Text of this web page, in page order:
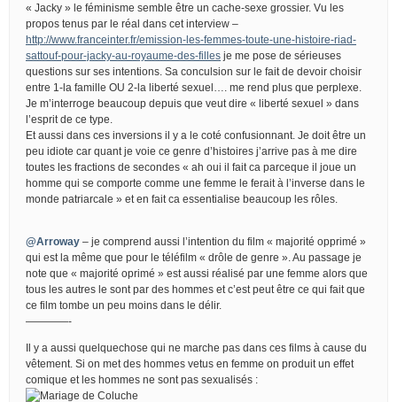
« Jacky » le féminisme semble être un cache-sexe grossier. Vu les
propos tenus par le réal dans cet interview –
http://www.franceinter.fr/emission-les-femmes-toute-une-histoire-riad-
sattouf-pour-jacky-au-royaume-des-filles je me pose de sérieuses
questions sur ses intentions. Sa conculsion sur le fait de devoir choisir
entre 1-la famille OU 2-la liberté sexuel…. me rend plus que perplexe.
Je m’interroge beaucoup depuis que veut dire « liberté sexuel » dans
l’esprit de ce type.
Et aussi dans ces inversions il y a le coté confusionnant. Je doit être un
peu idiote car quant je voie ce genre d’histoires j’arrive pas à me dire
toutes les fractions de secondes « ah oui il fait ca parceque il joue un
homme qui se comporte comme une femme le ferait à l’inverse dans le
monde patriarcale » et en fait ca essentialise beaucoup les rôles.
@Arroway – je comprend aussi l’intention du film « majorité opprimé »
qui est la même que pour le téléfilm « drôle de genre ». Au passage je
note que « majorité oprimé » est aussi réalisé par une femme alors que
tous les autres le sont par des hommes et c’est peut être ce qui fait que
ce film tombe un peu moins dans le délir.
————-
Il y a aussi quelquechose qui ne marche pas dans ces films à cause du
vêtement. Si on met des hommes vetus en femme on produit un effet
comique et les hommes ne sont pas sexualisés :